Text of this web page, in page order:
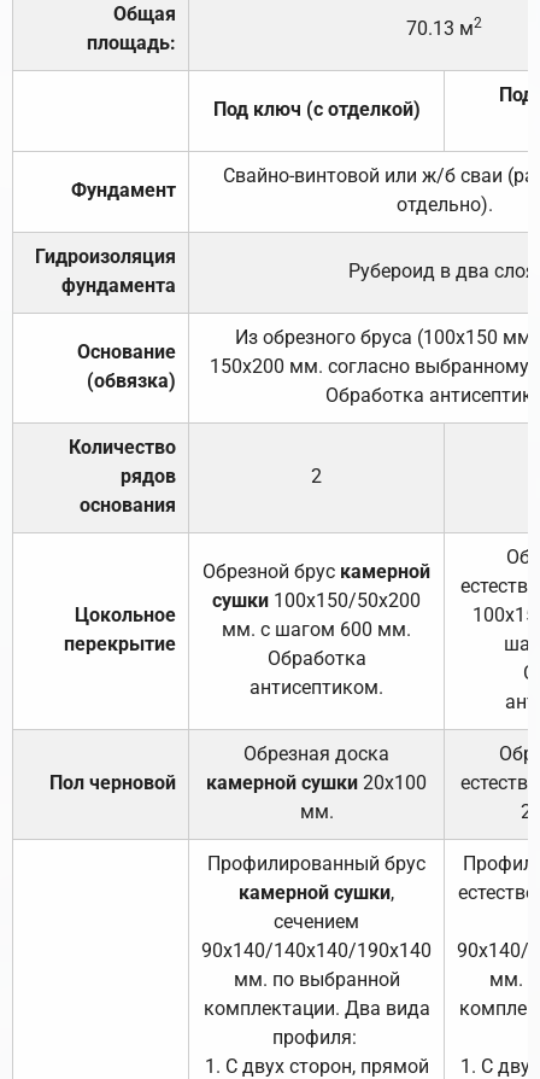
Общая
площадь:
70.13 м2
Под ключ (с отделкой)
Под
Фундамент
Свайно-винтовой или ж/б сваи
отдельно).
Гидроизоляция
фундамента
Рубероид в два слоя.
Основание
(обвязка)
Из обрезного бруса (100х150
150х200 мм. согласно выбранному
Обработка
Количество
рядов
основания
2
Цокольное
перекрытие
Обрезной брус камерной
сушки 100х150/50х200
мм. с шагом 600 мм.
Обработка
антисептиком.
Пол черновой
Обрезная доска
камерной сушки 20х100
мм.
Профилированный брус
камерной сушки,
сечением
90х140/140х140/190х140
мм. по выбранной
комплектации. Два вида
профиля:
1. С двух сторон, прямой
90х140/
мм.
1. С